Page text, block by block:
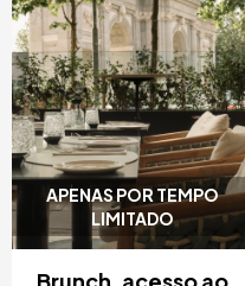
APENAS POR TEMPO
LIMITADO
Brunch, acesso ao